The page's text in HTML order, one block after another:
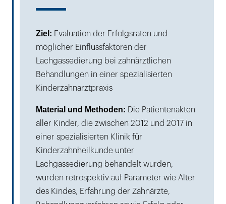
Ziel: Evaluation der Erfolgsraten und
möglicher Einflussfaktoren der
Lachgassedierung bei zahnärztlichen
Behandlungen in einer spezialisierten
Kinderzahnarztpraxis
Material und Methoden: Die Patientenakten
aller Kinder, die zwischen 2012 und 2017 in
einer spezialisierten Klinik für
Kinderzahnheilkunde unter
Lachgassedierung behandelt wurden,
wurden retrospektiv auf Parameter wie Alter
des Kindes, Erfahrung der Zahnärzte,